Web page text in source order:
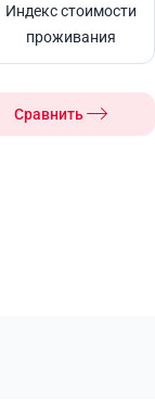
Индекс стоимости
проживания
Сравнить